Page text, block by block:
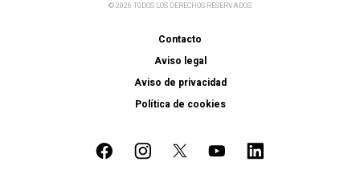
© 2026 TODOS LOS DERECHOS RESERVADOS
Contacto
Aviso legal
Aviso de privacidad
Política de cookies